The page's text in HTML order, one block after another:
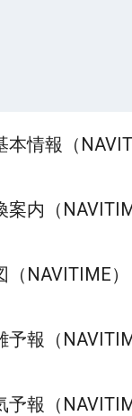
本情報（
案内（
（NAVITIME）
予報（
予報（